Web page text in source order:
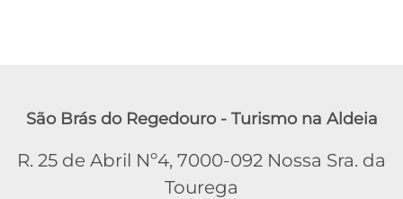
São Brás do Regedouro - Turismo na Aldeia
R. 25 de Abril Nº4, 7000-092 Nossa Sra. da
Tourega